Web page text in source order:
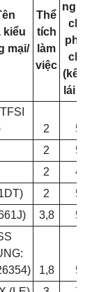
kiểu
mại/
Thể
tích
làm
việc
người
cho
phép
chở
(kể cả
lái xe)
2
5
2
5
2
4
2
5
3,8 5
1,8
5